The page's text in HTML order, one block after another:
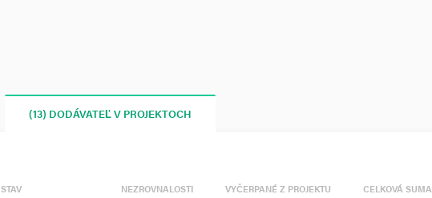
(13) DODÁVATEĽ V PROJEKTOCH
STAV NEZROVNALOSTI VYČERPANÉ Z PROJEKTU CELKOVÁ SUMA